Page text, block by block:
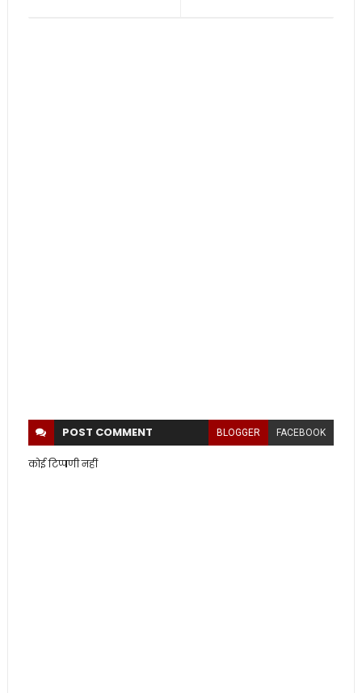
POST COMMENT BLOGGER FACEBOOK
कोई टिप्पणी नहीं